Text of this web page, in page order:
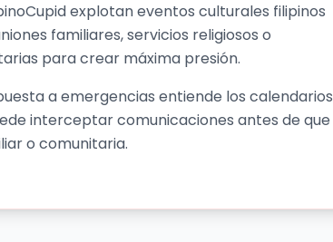
explotan eventos culturales filipinos
familiares, servicios religiosos o
para crear máxima presión.
a emergencias entiende los calendarios
interceptar comunicaciones antes de que
o comunitaria.